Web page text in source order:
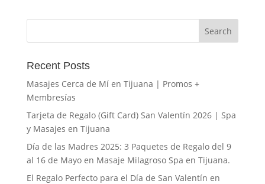
Recent Posts
Masajes Cerca de Mí en Tijuana | Promos +
Membresías
Tarjeta de Regalo (Gift Card) San Valentín 2026 | Spa
y Masajes en Tijuana
Día de las Madres 2025: 3 Paquetes de Regalo del 9
al 16 de Mayo en Masaje Milagroso Spa en Tijuana.
El Regalo Perfecto para el Día de San Valentín en